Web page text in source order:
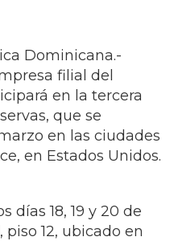
Dominicana.-
filial del
en la tercera
que se
en las ciudades
en Estados Unidos.
días 18, 19 y 20 de
12, ubicado en